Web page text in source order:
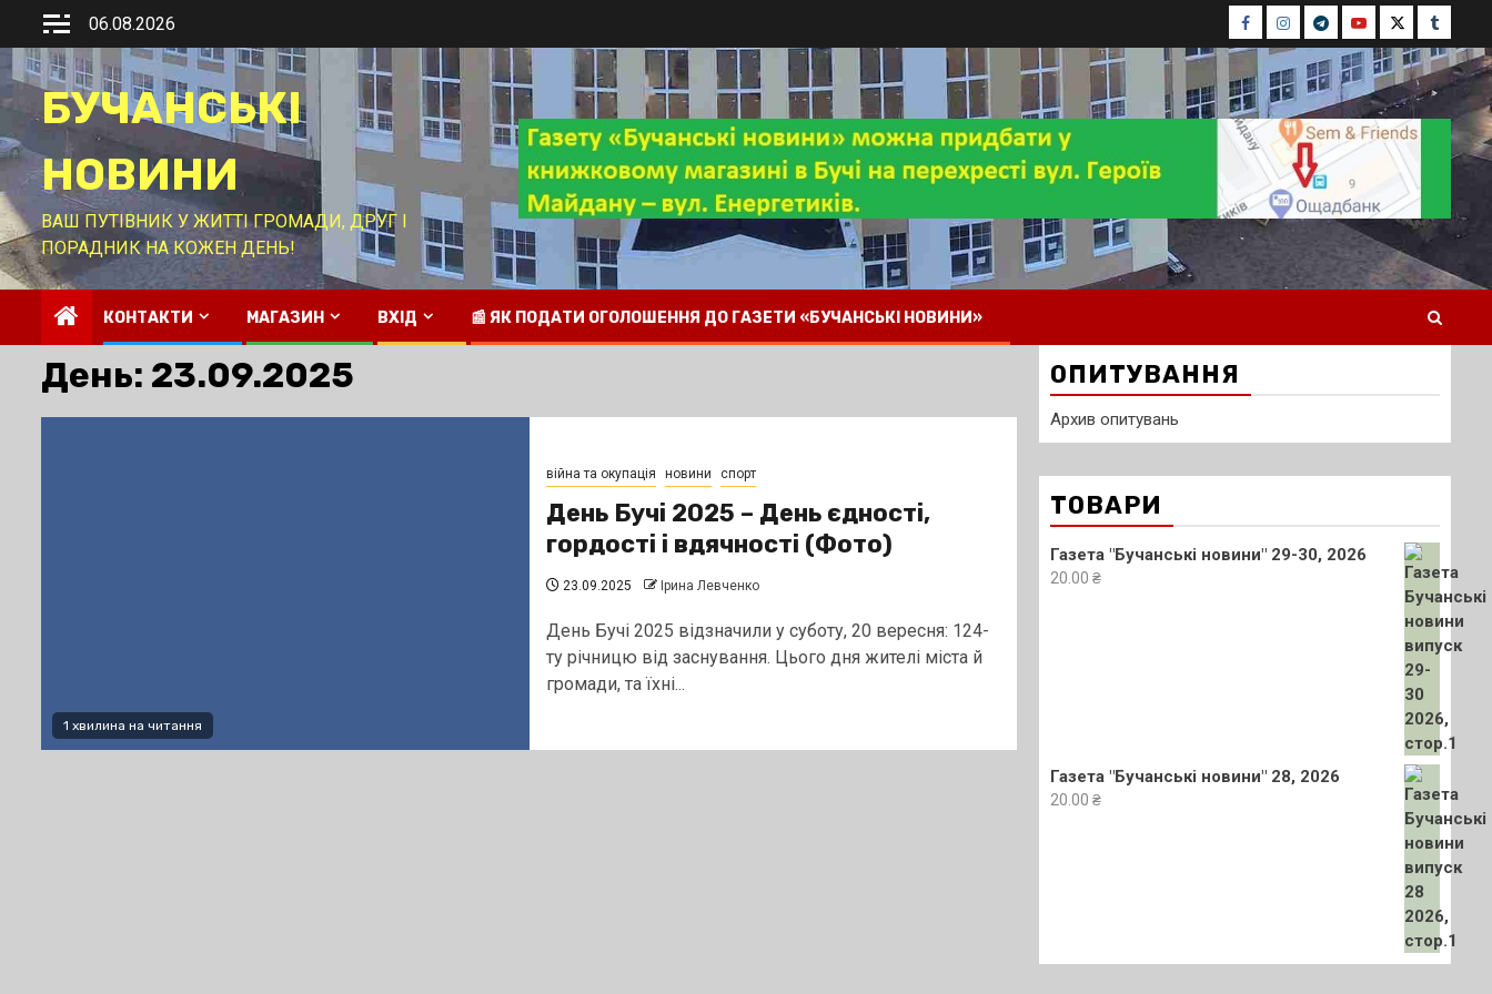
Перейти
вмісту
06.08.2026 Facebook
Instagram
TelegramYoutubeTwitterTumblr
БУЧАНСЬКІ
НОВИНИ
ВАШ ПУТІВНИК У ЖИТТІ ГРОМАДИ, ДРУГ І
ПОРАДНИК НА КОЖЕН ДЕНЬ!
КОНТАКТИ МАГАЗИН ВХІД 📰 ЯК ПОДАТИ ОГОЛОШЕННЯ ДО ГАЗЕТИ «БУЧАНСЬКІ НОВИНИ»
День: 23.09.2025
1 хвилина на читання
війна та окупація новини спорт
День Бучі 2025 – День єдності,
гордості і вдячності (Фото)
23.09.2025 Ірина Левченко
День Бучі 2025 відзначили у суботу, 20 вересня: 124-
ту річницю від заснування. Цього дня жителі міста й
громади, та їхні...
ОПИТУВАННЯ
Архив опитувань
ТОВАРИ
Газета "Бучанські новини" 29-30, 2026
20.00 ₴
Газета "Бучанські новини" 28, 2026
20.00 ₴